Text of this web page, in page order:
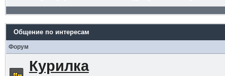
Общение по интересам
Форум
Курилка